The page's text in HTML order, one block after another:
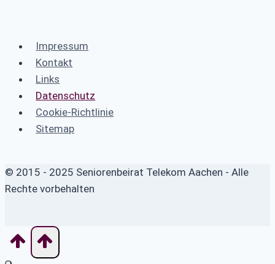
Impressum
Kontakt
Links
Datenschutz
Cookie-Richtlinie
Sitemap
© 2015 - 2025 Seniorenbeirat Telekom Aachen - Alle
Rechte vorbehalten